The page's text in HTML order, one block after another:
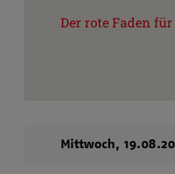
Der rote Faden
Mittwoch,